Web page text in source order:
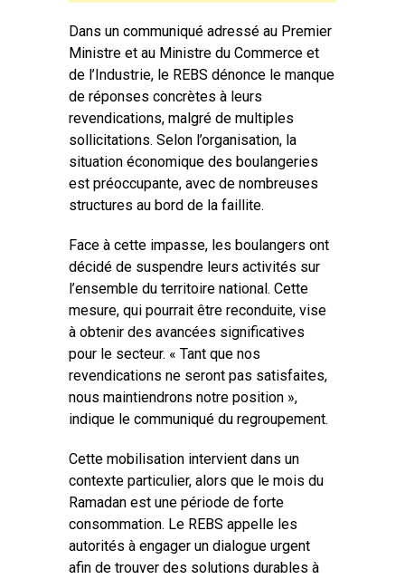
Dans un communiqué adressé au Premier
Ministre et au Ministre du Commerce et
de l’Industrie, le REBS dénonce le manque
de réponses concrètes à leurs
revendications, malgré de multiples
sollicitations. Selon l’organisation, la
situation économique des boulangeries
est préoccupante, avec de nombreuses
structures au bord de la faillite.
Face à cette impasse, les boulangers ont
décidé de suspendre leurs activités sur
l’ensemble du territoire national. Cette
mesure, qui pourrait être reconduite, vise
à obtenir des avancées significatives
pour le secteur. « Tant que nos
revendications ne seront pas satisfaites,
nous maintiendrons notre position »,
indique le communiqué du regroupement.
Cette mobilisation intervient dans un
contexte particulier, alors que le mois du
Ramadan est une période de forte
consommation. Le REBS appelle les
autorités à engager un dialogue urgent
afin de trouver des solutions durables à